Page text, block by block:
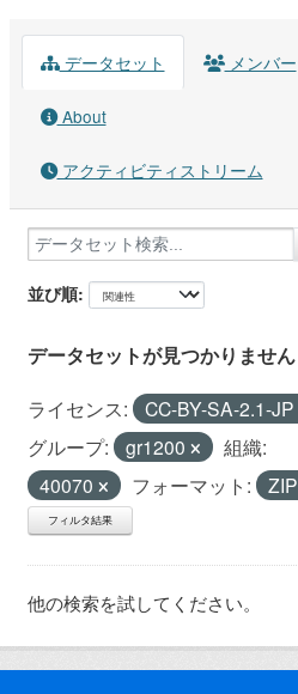
データセット メンバー
About
アクティビティストリーム
並び順
データセットが見つかりません
ライセンス:
CC-BY-SA-2.1-JP
グループ:
gr1200
組織:
40070
フォーマット: ZIP
フィルタ結果
他の検索を試してください。